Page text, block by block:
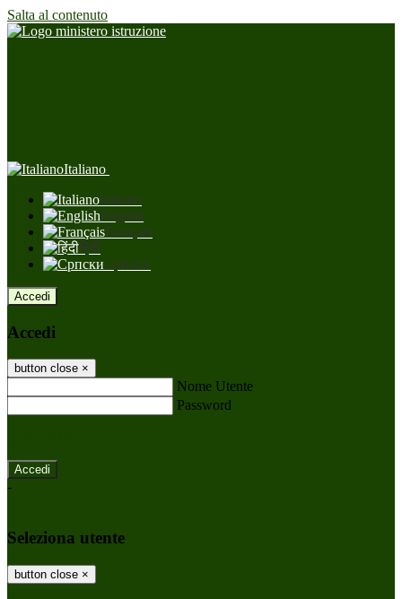
Salta al contenuto
Italiano
Italiano
English
Français
हिंदी
Српски
Accedi
Accedi
button close ×
Nome Utente
Password
-
Seleziona utente
button close ×